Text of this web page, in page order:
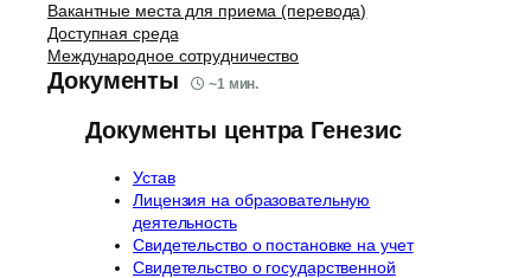
Вакантные места для приема (перевода)
Доступная среда
Международное сотрудничество
Документы ~1мин.
Документы центра Генезис
Устав
Лицензия на образовательную
деятельность
Свидетельство о постановке на учет
Свидетельство о государственной